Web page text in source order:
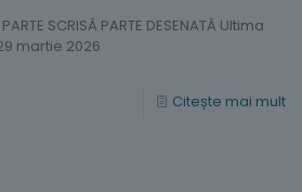
SCRISĂ PARTE DESENATĂ Ultima
martie 2026
Citește mai mult